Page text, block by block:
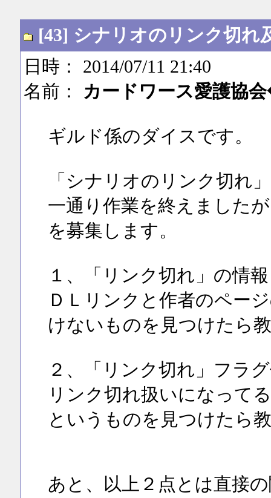
[43] シナリオのリンク切れ
日時： 2014/07/11 21:40
名前：
カードワース愛護協
ギルド係のダイスです。
「シナリオのリンク切れ
一通り作業を終えました
を募集します。
１、「リンク切れ」の情報
ＤＬリンクと作者のペー
けないものを見つけたら
２、「リンク切れ」フラ
リンク切れ扱いになって
というものを見つけたら
あと、以上２点とは直接